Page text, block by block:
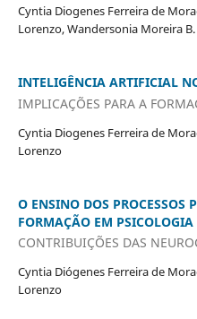
Cyntia Diogenes Ferreira de
Lorenzo, Wandersonia Moreira
INTELIGÊNCIA ARTIFICIAL
IMPLICAÇÕES PARA A
Cyntia Diogenes Ferreira de
Lorenzo
O ENSINO DOS PROCESSOS
FORMAÇÃO EM PSICOLOGIA
CONTRIBUIÇÕES DAS
Cyntia Diógenes Ferreira de
Lorenzo